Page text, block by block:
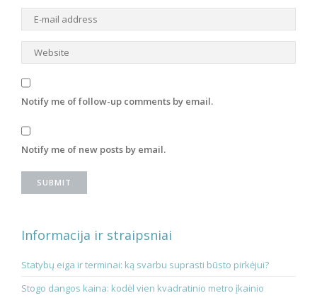
Notify me of follow-up comments by email.
Notify me of new posts by email.
Informacija ir straipsniai
Statybų eiga ir terminai: ką svarbu suprasti būsto pirkėjui?
Stogo dangos kaina: kodėl vien kvadratinio metro įkainio